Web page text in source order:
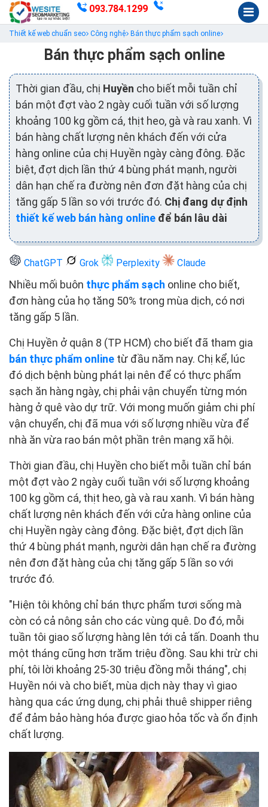
093.784.1299
Thiết kế web chuẩn seo Công nghệ Bán thực phẩm sạch online
Bán thực phẩm sạch online
Thời gian đầu, chị Huyền cho biết mỗi tuần chỉ
bán một đợt vào 2 ngày cuối tuần với số lượng
khoảng 100 kg gồm cá, thịt heo, gà và rau xanh. Vì
bán hàng chất lượng nên khách đến với cửa
hàng online của chị Huyền ngày càng đông. Đặc
biệt, đợt dịch lần thứ 4 bùng phát mạnh, người
dân hạn chế ra đường nên đơn đặt hàng của chị
tăng gấp 5 lần so với trước đó. Chị đang dự định
thiết kế web bán hàng online để bán lâu dài
ChatGPT Grok Perplexity Claude
Nhiều mối buôn thực phẩm sạch online cho biết,
đơn hàng của họ tăng 50% trong mùa dịch, có nơi
tăng gấp 5 lần.
Chị Huyền ở quận 8 (TP HCM) cho biết đã tham gia
bán thực phẩm online từ đầu năm nay. Chị kể, lúc
đó dịch bệnh bùng phát lại nên để có thực phẩm
sạch ăn hàng ngày, chị phải vận chuyển từng món
hàng ở quê vào dự trữ. Với mong muốn giảm chi phí
vận chuyển, chị đã mua với số lượng nhiều vừa để
nhà ăn vừa rao bán một phần trên mạng xã hội.
Thời gian đầu, chị Huyền cho biết mỗi tuần chỉ bán
một đợt vào 2 ngày cuối tuần với số lượng khoảng
100 kg gồm cá, thịt heo, gà và rau xanh. Vì bán hàng
chất lượng nên khách đến với cửa hàng online của
chị Huyền ngày càng đông. Đặc biệt, đợt dịch lần
thứ 4 bùng phát mạnh, người dân hạn chế ra đường
nên đơn đặt hàng của chị tăng gấp 5 lần so với
trước đó.
"Hiện tôi không chỉ bán thực phẩm tươi sống mà
còn có cả nông sản cho các vùng quê. Do đó, mỗi
tuần tôi giao số lượng hàng lên tới cả tấn. Doanh thu
một tháng cũng hơn trăm triệu đồng. Sau khi trừ chi
phí, tôi lời khoảng 25-30 triệu đồng mỗi tháng", chị
Huyền nói và cho biết, mùa dịch này thay vì giao
hàng qua các ứng dụng, chị phải thuê shipper riêng
để đảm bảo hàng hóa được giao hỏa tốc và ổn định
chất lượng.